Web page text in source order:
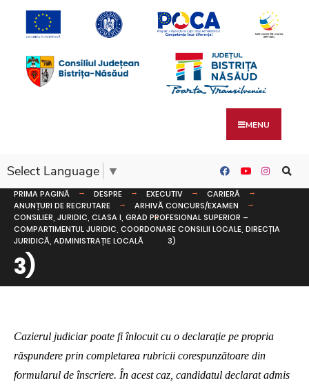
MENU
Select Language ▼
PRIMA PAGINĂ DESPRE EXECUTIV
CARIERĂ
ANUNȚURI DE RECRUTARE
ARHIVĂ CONCURS/EXAMEN
CONSILIER, JURIDIC, CLASA I, GRAD PROFESIONAL SUPERIOR –
COMPARTIMENTUL JURIDIC, COORDONARE CONSILII LOCALE, DIRECȚIA
JURIDICĂ, ADMINISTRAȚIE LOCALĂ
3)
3)
Cazierul judiciar poate fi înlocuit cu o declaraţie pe propria
răspundere prin completarea rubricii corespunzătoare din
formularul de înscriere. În acest caz, candidatul declarat admis